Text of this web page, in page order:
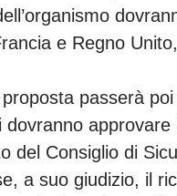
e Regno
passerà
del Consiglio di
a suo giudizio, il